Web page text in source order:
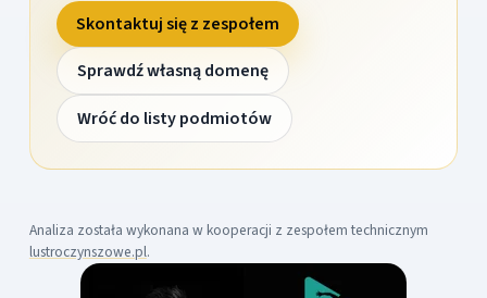
Skontaktuj się z zespołem
Sprawdź własną domenę
Wróć do listy podmiotów
Analiza została wykonana w kooperacji z zespołem technicznym
lustroczynszowe.pl.